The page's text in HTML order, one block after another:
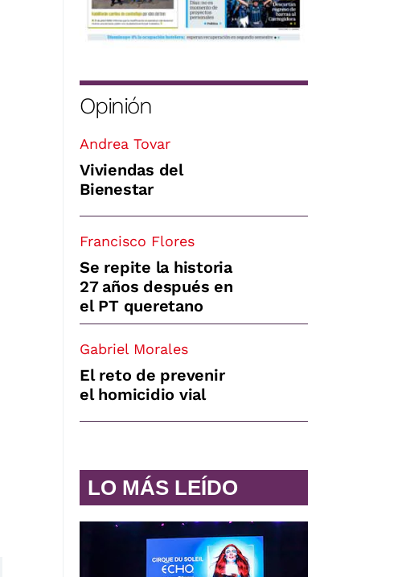
Opinión
Andrea Tovar
Viviendas del
Bienestar
Francisco Flores
Se repite la historia
27 años después en
el PT queretano
Gabriel Morales
El reto de prevenir
el homicidio vial
LO MÁS LEÍDO